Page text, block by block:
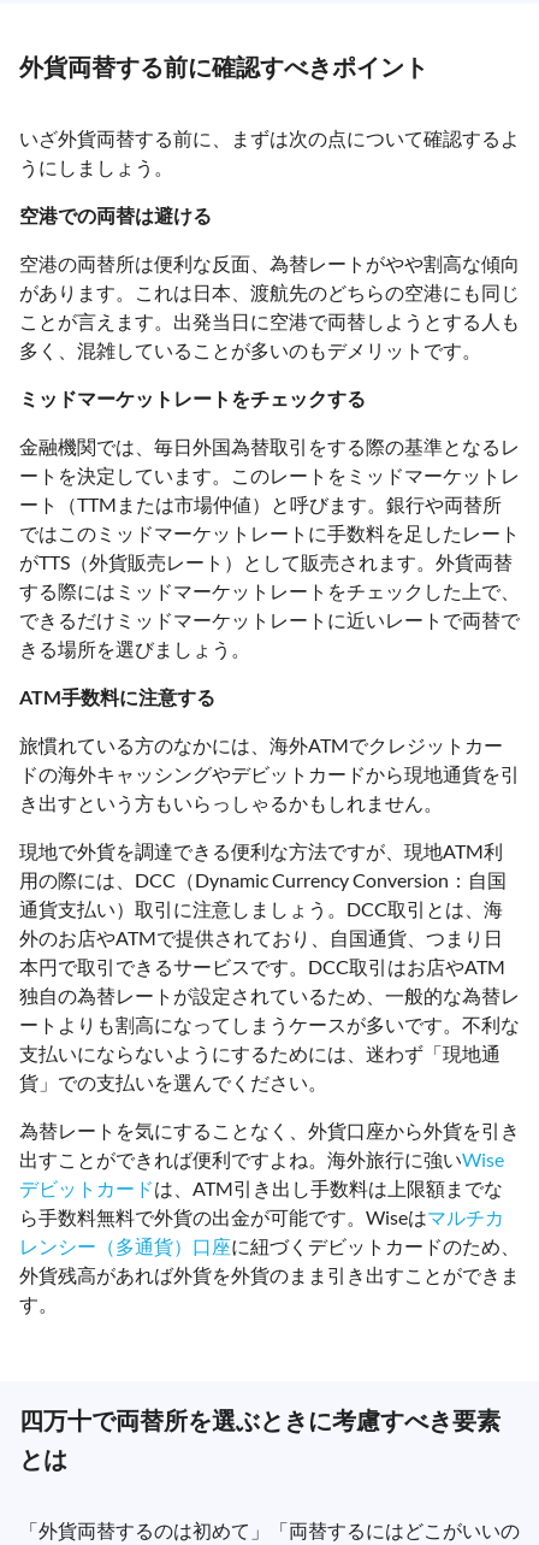
外貨両替する前に確認すべきポイント
いざ外貨両替する前に、まずは次の点について確認するよ
うにしましょう。
空港での両替は避ける
空港の両替所は便利な反面、為替レートがやや割高な傾向
があります。これは日本、渡航先のどちらの空港にも同じ
ことが言えます。出発当日に空港で両替しようとする人も
多く、混雑していることが多いのもデメリットです。
ミッドマーケットレートをチェックする
金融機関では、毎日外国為替取引をする際の基準となるレ
ートを決定しています。このレートをミッドマーケットレ
ート（TTMまたは市場仲値）と呼びます。銀行や両替所
ではこのミッドマーケットレートに手数料を足したレート
がTTS（外貨販売レート）として販売されます。外貨両替
する際にはミッドマーケットレートをチェックした上で、
できるだけミッドマーケットレートに近いレートで両替で
きる場所を選びましょう。
ATM手数料に注意する
旅慣れている方のなかには、海外ATMでクレジットカー
ドの海外キャッシングやデビットカードから現地通貨を引
き出すという方もいらっしゃるかもしれません。
現地で外貨を調達できる便利な方法ですが、現地ATM利
用の際には、DCC（Dynamic Currency Conversion：自国
通貨支払い）取引に注意しましょう。DCC取引とは、海
外のお店やATMで提供されており、自国通貨、つまり日
本円で取引できるサービスです。DCC取引はお店やATM
独自の為替レートが設定されているため、一般的な為替レ
ートよりも割高になってしまうケースが多いです。不利な
支払いにならないようにするためには、迷わず「現地通
貨」での支払いを選んでください。
為替レートを気にすることなく、外貨口座から外貨を引き
出すことができれば便利ですよね。海外旅行に強いWise
デビットカードは、ATM引き出し手数料は上限額までな
ら手数料無料で外貨の出金が可能です。Wiseはマルチカ
レンシー（多通貨）口座に紐づくデビットカードのため、
外貨残高があれば外貨を外貨のまま引き出すことができま
す。
四万十で両替所を選ぶときに考慮すべき要素
とは
「外貨両替するのは初めて」「両替するにはどこがいいの